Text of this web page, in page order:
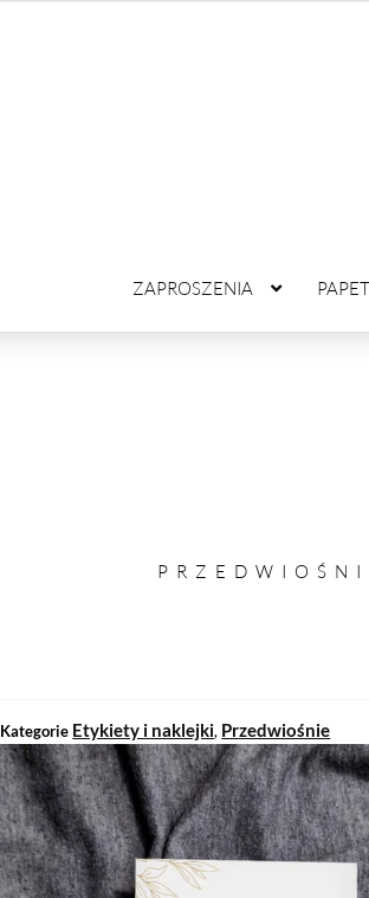
ZAPROSZENIA
Kategorie Etykiety i naklejki, Przedwiośnie